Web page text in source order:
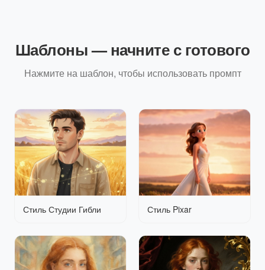
Шаблоны — начните с готового
Нажмите на шаблон, чтобы использовать промпт
Стиль Студии Гибли Стиль Pixar